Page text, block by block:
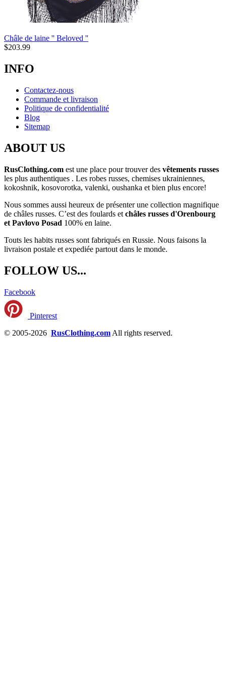
Châle de laine '' Beloved ''
$203.99
INFO
Contactez-nous
Commande et livraison
Politique de confidentialité
Blog
Sitemap
ABOUT US
RusClothing.com est une place pour trouver des vêtements russes
les plus authentiques . Les robes russes, chemises ukrainiennes,
kokoshnik, kosovorotka, valenki, oushanka et bien plus encore!
Nous sommes aussi heureux de présenter une collection magnifique
de châles russes. C’est des foulards et châles russes d'Orenbourg
et Pavlovo Posad 100% en laine.
Touts les habits russes sont fabriqués en Russie. Nous faisons la
livraison postale et expediée partout dans le monde.
FOLLOW US...
Facebook
Pinterest
© 2005-2026 RusClothing.com All rights reserved.